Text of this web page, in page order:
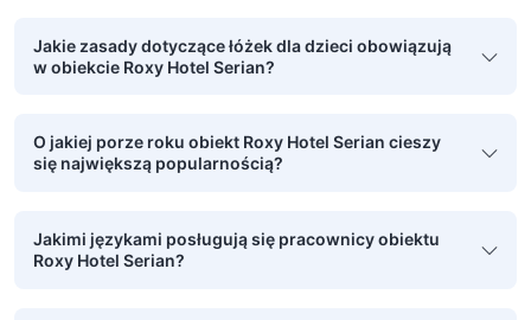
Jakie zasady dotyczące łóżek dla dzieci obowiązują
w obiekcie Roxy Hotel Serian?
O jakiej porze roku obiekt Roxy Hotel Serian cieszy
się największą popularnością?
Jakimi językami posługują się pracownicy obiektu
Roxy Hotel Serian?